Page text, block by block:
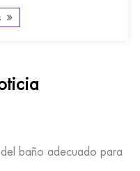
baño adecuado para